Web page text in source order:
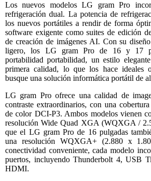
Los nuevos modelos LG gram Pro
refrigeración dual. La potencia de
los nuevos portátiles a rendir de forma
software exigente como suites de edición
de creación de imágenes AI. Con su
ligero, los LG gram Pro de 16 y 17
portabilidad portabilidad, un estilo
primera calidad, lo que los hace ideales
busque una solución informática portátil de
LG gram Pro ofrece una calidad de
contraste extraordinarios, con una
de color DCI-P3. Ambos modelos vienen
resolución Wide Quad XGA (WQXGA /
que el LG gram Pro de 16 pulgadas
una resolución WQXGA+ (2.880 x
conectividad conveniente, cada modelo
puertos, incluyendo Thunderbolt 4, USB
HDMI.